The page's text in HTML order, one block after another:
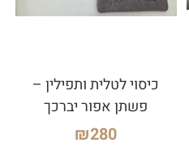
כיסוי לטלית ותפילין –
פשתן אפור יברכך
₪280